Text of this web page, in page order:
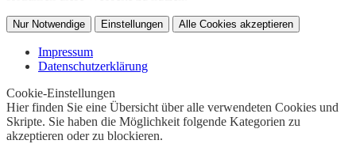
Nur Notwendige Einstellungen Alle Cookies akzeptieren
Impressum
Datenschutzerklärung
Cookie-Einstellungen
Hier finden Sie eine Übersicht über alle verwendeten Cookies und
Skripte. Sie haben die Möglichkeit folgende Kategorien zu
akzeptieren oder zu blockieren.